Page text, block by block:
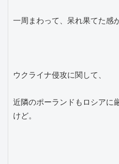
一周まわって、呆れ果てた感
ウクライナ侵攻に関して、
近隣のポーランドもロシアに
けど。